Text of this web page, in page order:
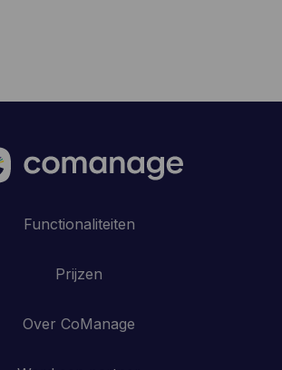
Functionaliteiten
Prijzen
Over CoManage